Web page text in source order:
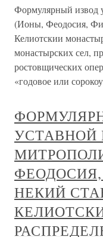
Формулярный извод
(Ионы, Феодосия,
Келиотскии
монастырских сел,
ростовщических
«годовое или
УСТАВНОЙ
НЕКИЙ